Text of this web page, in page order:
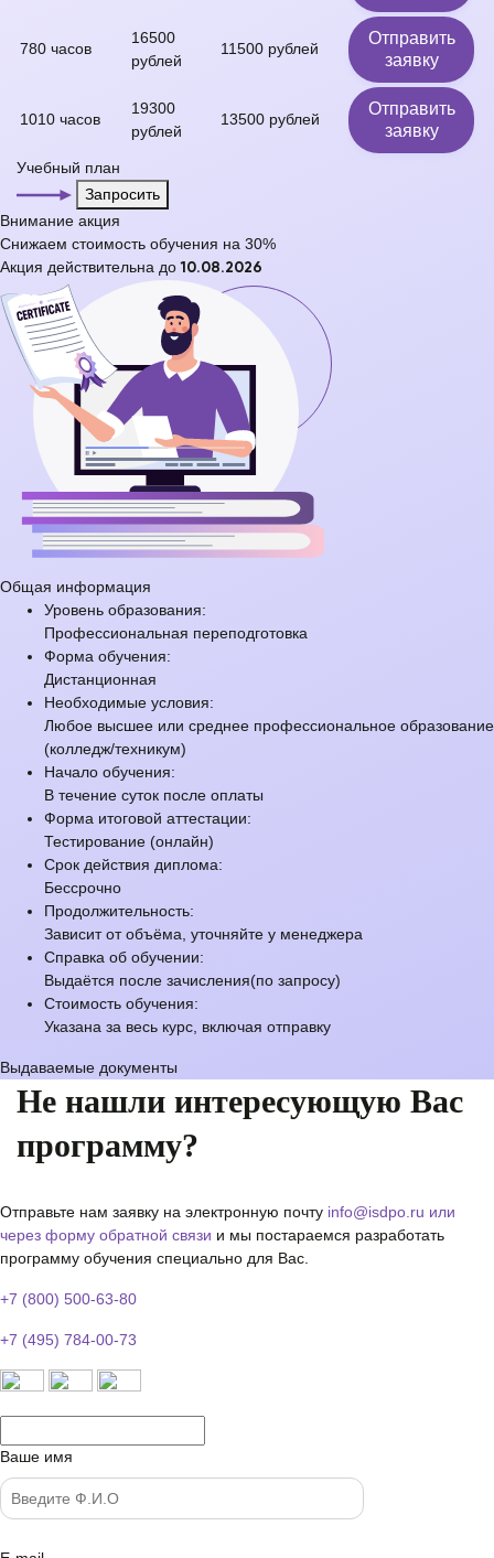
780 часов
16500
рублей
11500 рублей
Отправить
заявку
1010 часов
19300
рублей
13500 рублей
Отправить
заявку
Учебный план
Запросить
Внимание акция
Снижаем стоимость обучения на 30%
Акция действительна до10.08.2026
Общая информация
Уровень образования:
Профессиональная переподготовка
Форма обучения:
Дистанционная
Необходимые условия:
Любое высшее или среднее профессиональное образование
(колледж/техникум)
Начало обучения:
В течение суток после оплаты
Форма итоговой аттестации:
Тестирование (онлайн)
Срок действия диплома:
Бессрочно
Продолжительность:
Зависит от объёма, уточняйте у менеджера
Справка об обучении:
Выдаётся после зачисления(по запросу)
Стоимость обучения:
Указана за весь курс, включая отправку
Выдаваемые документы
Не нашли интересующую Вас
программу?
Отправьте нам заявку на электронную почту info@isdpo.ru или
через форму обратной связи и мы постараемся разработать
программу обучения специально для Вас.
+7 (800) 500-63-80
+7 (495) 784-00-73
Ваше имя